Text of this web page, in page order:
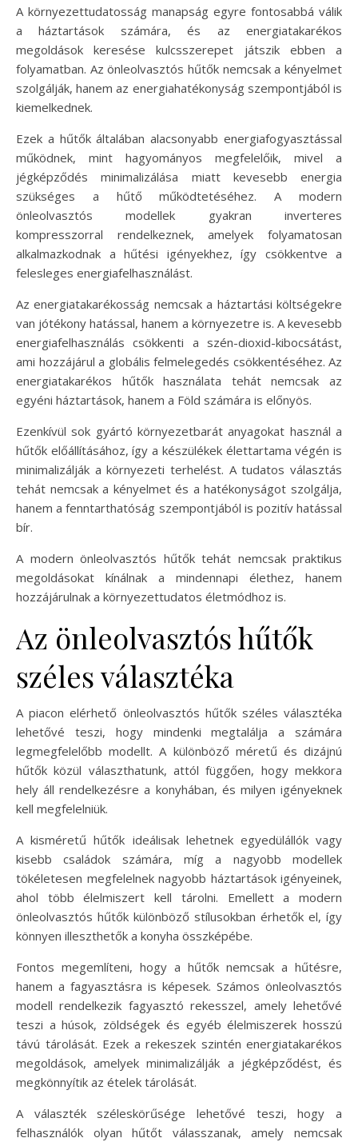
A környezettudatosság manapság egyre fontosabbá válik
a háztartások számára, és az energiatakarékos
megoldások keresése kulcsszerepet játszik ebben a
folyamatban. Az önleolvasztós hűtők nemcsak a kényelmet
szolgálják, hanem az energiahatékonyság szempontjából is
kiemelkednek.
Ezek a hűtők általában alacsonyabb energiafogyasztással
működnek, mint hagyományos megfelelőik, mivel a
jégképződés minimalizálása miatt kevesebb energia
szükséges a hűtő működtetéséhez. A modern
önleolvasztós modellek gyakran inverteres
kompresszorral rendelkeznek, amelyek folyamatosan
alkalmazkodnak a hűtési igényekhez, így csökkentve a
felesleges energiafelhasználást.
Az energiatakarékosság nemcsak a háztartási költségekre
van jótékony hatással, hanem a környezetre is. A kevesebb
energiafelhasználás csökkenti a szén-dioxid-kibocsátást,
ami hozzájárul a globális felmelegedés csökkentéséhez. Az
energiatakarékos hűtők használata tehát nemcsak az
egyéni háztartások, hanem a Föld számára is előnyös.
Ezenkívül sok gyártó környezetbarát anyagokat használ a
hűtők előállításához, így a készülékek élettartama végén is
minimalizálják a környezeti terhelést. A tudatos választás
tehát nemcsak a kényelmet és a hatékonyságot szolgálja,
hanem a fenntarthatóság szempontjából is pozitív hatással
bír.
A modern önleolvasztós hűtők tehát nemcsak praktikus
megoldásokat kínálnak a mindennapi élethez, hanem
hozzájárulnak a környezettudatos életmódhoz is.
Az önleolvasztós hűtők
széles választéka
A piacon elérhető önleolvasztós hűtők széles választéka
lehetővé teszi, hogy mindenki megtalálja a számára
legmegfelelőbb modellt. A különböző méretű és dizájnú
hűtők közül választhatunk, attól függően, hogy mekkora
hely áll rendelkezésre a konyhában, és milyen igényeknek
kell megfelelniük.
A kisméretű hűtők ideálisak lehetnek egyedülállók vagy
kisebb családok számára, míg a nagyobb modellek
tökéletesen megfelelnek nagyobb háztartások igényeinek,
ahol több élelmiszert kell tárolni. Emellett a modern
önleolvasztós hűtők különböző stílusokban érhetők el, így
könnyen illeszthetők a konyha összképébe.
Fontos megemlíteni, hogy a hűtők nemcsak a hűtésre,
hanem a fagyasztásra is képesek. Számos önleolvasztós
modell rendelkezik fagyasztó rekesszel, amely lehetővé
teszi a húsok, zöldségek és egyéb élelmiszerek hosszú
távú tárolását. Ezek a rekeszek szintén energiatakarékos
megoldások, amelyek minimalizálják a jégképződést, és
megkönnyítik az ételek tárolását.
A választék széleskörűsége lehetővé teszi, hogy a
felhasználók olyan hűtőt válasszanak, amely nemcsak